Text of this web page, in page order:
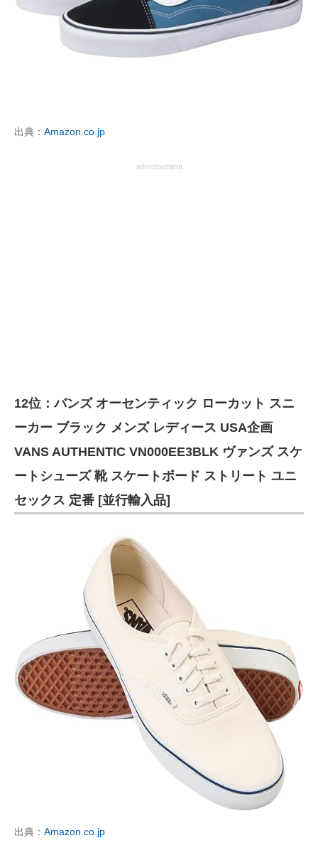
出典： Amazon.co.jp
advertisement
12位：バンズ オーセンティック ローカット スニ
ーカー ブラック メンズ レディース USA企画
VANS AUTHENTIC VN000EE3BLK ヴァンズ スケ
ートシューズ 靴 スケートボード ストリート ユニ
セックス 定番 [並行輸入品]
出典： Amazon.co.jp